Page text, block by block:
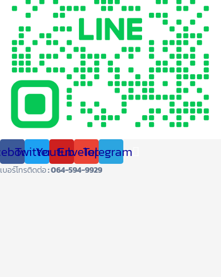
TwitterYoutubeEnvelopeTelegram
เบอร์โทรติดต่อ: 064-594-9929